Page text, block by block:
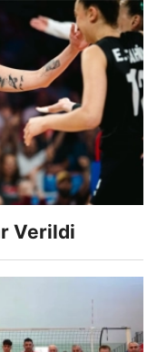
Verildi